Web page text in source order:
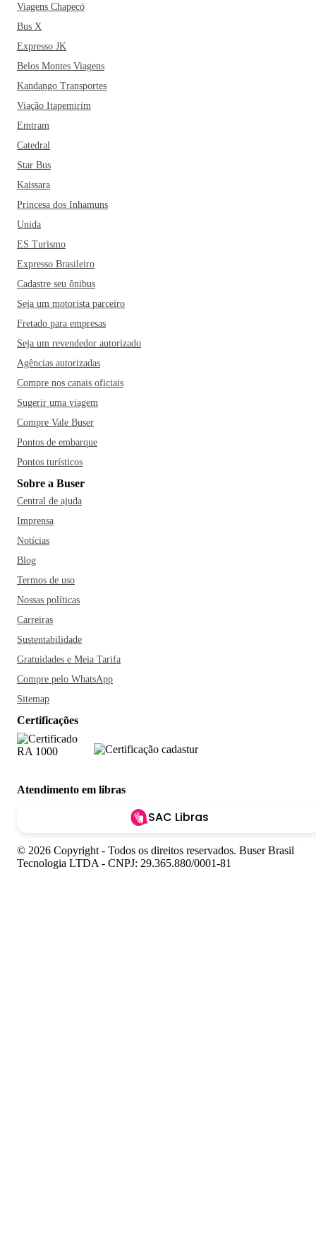
Viagens Chapecó
Bus X
Expresso JK
Belos Montes Viagens
Kandango Transportes
Viação Itapemirim
Emtram
Catedral
Star Bus
Kaissara
Princesa dos Inhamuns
Unida
ES Turismo
Expresso Brasileiro
Cadastre seu ônibus
Seja um motorista parceiro
Fretado para empresas
Seja um revendedor autorizado
Agências autorizadas
Compre nos canais oficiais
Sugerir uma viagem
Compre Vale Buser
Pontos de embarque
Pontos turísticos
Sobre a Buser
Central de ajuda
Imprensa
Notícias
Blog
Termos de uso
Nossas políticas
Carreiras
Sustentabilidade
Gratuidades e Meia Tarifa
Compre pelo WhatsApp
Sitemap
Certificações
Atendimento em libras
SAC Libras
© 2026 Copyright - Todos os direitos reservados. Buser Brasil
Tecnologia LTDA - CNPJ: 29.365.880/0001-81